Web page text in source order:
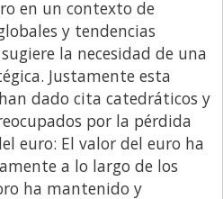
en un contexto de
y tendencias
la necesidad de una
Justamente esta
dado cita catedráticos y
por la pérdida
euro: El valor del euro ha
a lo largo de los
ha mantenido y